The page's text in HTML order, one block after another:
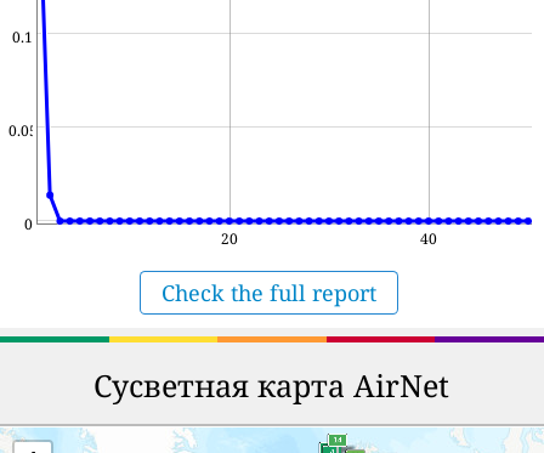
0
0.05
0.1
20 40
Check the full report
Сусветная карта AirNet